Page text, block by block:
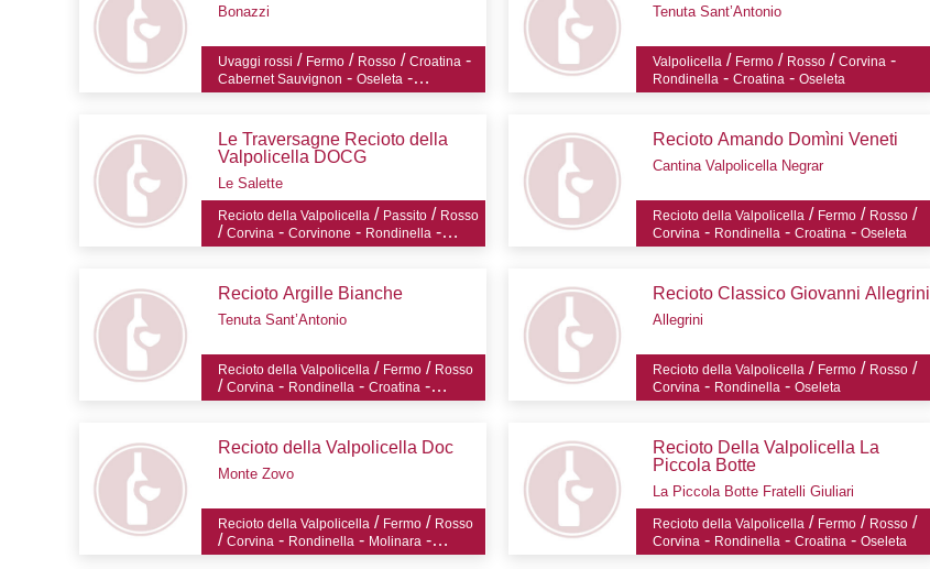
Bonazzi
Uvaggi rossi / Fermo/ Rosso/ Croatina -
Cabernet Sauvignon - Oseleta -
Rondinella
Tenuta Sant’Antonio
Valpolicella / Fermo / Rosso /Corvina -
Rondinella -Croatina -Oseleta
Le Traversagne Recioto della
Valpolicella DOCG
Le Salette
Recioto della Valpolicella / Passito/ Rosso
/ Corvina - Corvinone - Rondinella -
Croatina-Oseleta
Recioto Amando Domìni Veneti
Cantina Valpolicella Negrar
Recioto della Valpolicella / Fermo / Rosso /
Corvina - Rondinella -Croatina -Oseleta
Recioto Argille Bianche
Tenuta Sant’Antonio
Recioto della Valpolicella / Fermo/ Rosso
/ Corvina - Rondinella - Croatina -
Oseleta
Recioto Classico Giovanni Allegrini
Allegrini
Recioto della Valpolicella / Fermo / Rosso /
Corvina - Rondinella -Oseleta
Recioto della Valpolicella Doc
Monte Zovo
Recioto della Valpolicella / Fermo/ Rosso
/ Corvina - Rondinella - Molinara -
Oseleta
Recioto Della Valpolicella La
Piccola Botte
La Piccola Botte Fratelli Giuliari
Recioto della Valpolicella / Fermo / Rosso /
Corvina - Rondinella -Croatina -Oseleta